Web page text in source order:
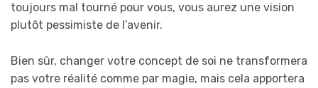
toujours mal tourné pour vous, vous aurez une vision
plutôt pessimiste de l’avenir.
Bien sûr, changer votre concept de soi ne transformera
pas votre réalité comme par magie, mais cela apportera